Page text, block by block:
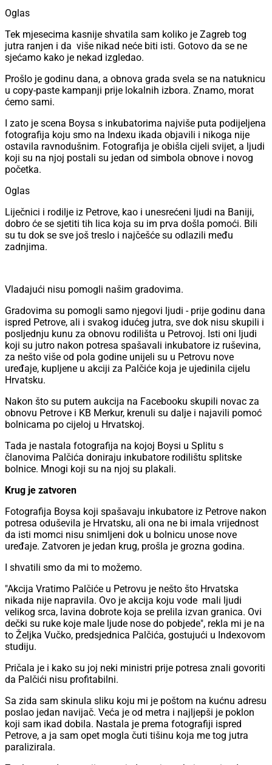
Oglas
Tek mjesecima kasnije shvatila sam koliko je Zagreb tog
jutra ranjen i da više nikad neće biti isti. Gotovo da se ne
sjećamo kako je nekad izgledao.
Prošlo je godinu dana, a obnova grada svela se na natuknicu
u copy-paste kampanji prije lokalnih izbora. Znamo, morat
ćemo sami.
I zato je scena Boysa s inkubatorima najviše puta podijeljena
fotografija koju smo na Indexu ikada objavili i nikoga nije
ostavila ravnodušnim. Fotografija je obišla cijeli svijet, a ljudi
koji su na njoj postali su jedan od simbola obnove i novog
početka.
Oglas
Liječnici i rodilje iz Petrove, kao i unesrećeni ljudi na Baniji,
dobro će se sjetiti tih lica koja su im prva došla pomoći. Bili
su tu dok se sve još treslo i najčešće su odlazili među
zadnjima.
Vladajući nisu pomogli našim gradovima.
Gradovima su pomogli samo njegovi ljudi - prije godinu dana
ispred Petrove, ali i svakog idućeg jutra, sve dok nisu skupili i
posljednju kunu za obnovu rodilišta u Petrovoj. Isti oni ljudi
koji su jutro nakon potresa spašavali inkubatore iz ruševina,
za nešto više od pola godine unijeli su u Petrovu nove
uređaje, kupljene u akciji za Palčiće koja je ujedinila cijelu
Hrvatsku.
Nakon što su putem aukcija na Facebooku skupili novac za
obnovu Petrove i KB Merkur, krenuli su dalje i najavili pomoć
bolnicama po cijeloj u Hrvatskoj.
Tada je nastala fotografija na kojoj Boysi u Splitu s
članovima Palčića doniraju inkubatore rodilištu splitske
bolnice. Mnogi koji su na njoj su plakali.
Krug je zatvoren
Fotografija Boysa koji spašavaju inkubatore iz Petrove nakon
potresa oduševila je Hrvatsku, ali ona ne bi imala vrijednost
da isti momci nisu snimljeni dok u bolnicu unose nove
uređaje. Zatvoren je jedan krug, prošla je grozna godina.
I shvatili smo da mi to možemo.
"Akcija Vratimo Palčiće u Petrovu je nešto što Hrvatska
nikada nije napravila. Ovo je akcija koju vode mali ljudi
velikog srca, lavina dobrote koja se prelila izvan granica. Ovi
dečki su ruke koje male ljude nose do pobjede", rekla mi je na
to Željka Vučko, predsjednica Palčića, gostujući u Indexovom
studiju.
Pričala je i kako su joj neki ministri prije potresa znali govoriti
da Palčići nisu profitabilni.
Sa zida sam skinula sliku koju mi je poštom na kućnu adresu
poslao jedan navijač. Veća je od metra i najljepši je poklon
koji sam ikad dobila. Nastala je prema fotografiji ispred
Petrove, a ja sam opet mogla čuti tišinu koja me tog jutra
paralizirala.